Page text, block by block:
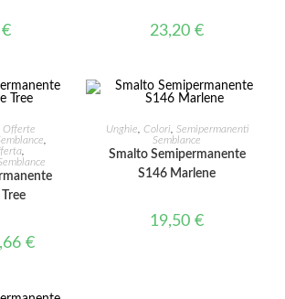
€ 23,20€
Offerte
,
€
AGGIUNGI AL CARRELLO
Unghie Colori
Semipermanenti
Semblance
Smalto Semipermanente
S146 Marlene
19,50€